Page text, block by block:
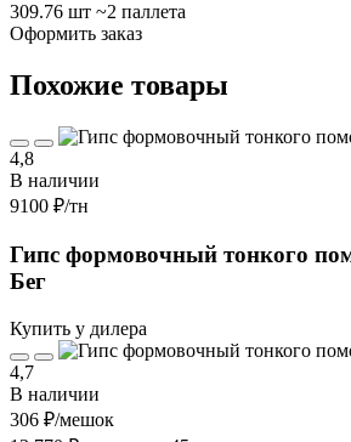
309.76 шт ~2 паллета
Оформить заказ
Похожие товары
4,8
В наличии
9100 ₽/тн
Гипс формовочный тонкого
Бег
Купить у дилера
4,7
В наличии
306 ₽/мешок